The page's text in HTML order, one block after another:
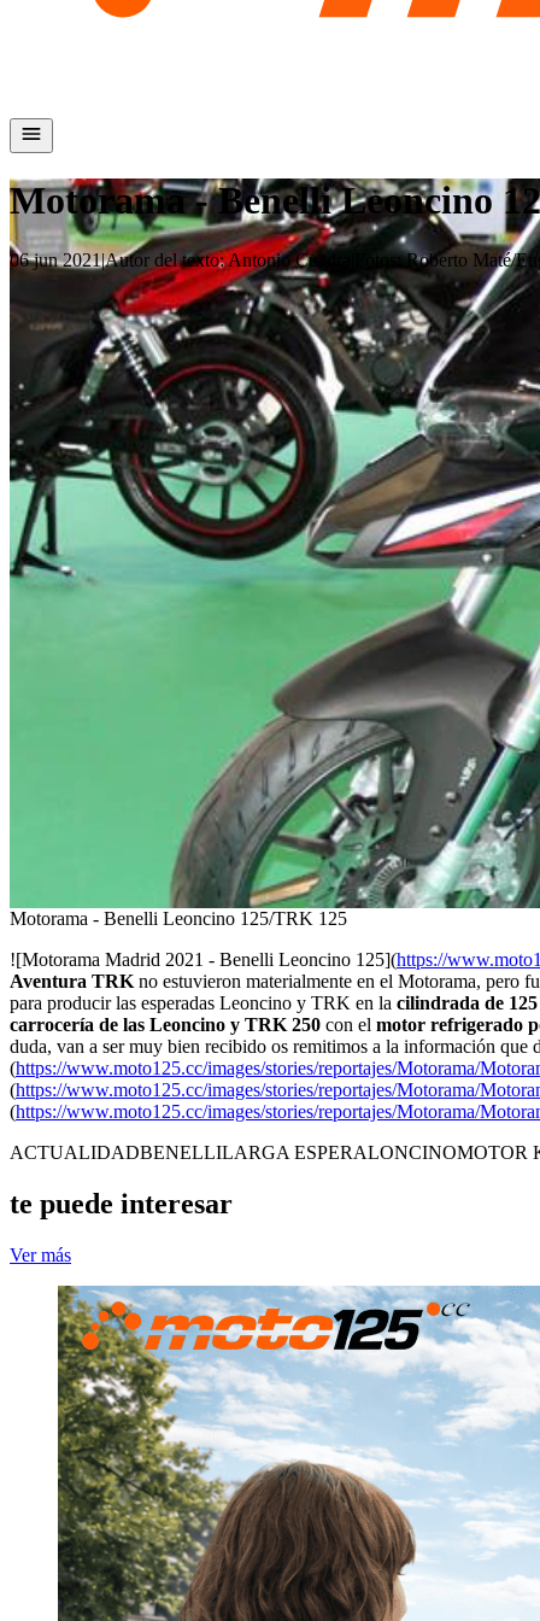
Motorama - Benelli Leoncino
06 jun 2021|Autor del texto:Antonio Cuadra Fotos: Roberto Maté/
Motorama - Benelli Leoncino 125/TRK 125
![Motorama Madrid 2021 - Benelli Leoncino 125](https://
Aventura TRK no estuvieron materialmente en el Motorama, pero
para producir las esperadas Leoncino y TRK en la cilindrada de 125
carrocería de las Leoncino y TRK 250 con el motor refrigerado
duda, van a ser muy bien recibido os remitimos a la información
(https://www.moto125.cc/images/stories/reportajes/Motorama/
(https://www.moto125.cc/images/stories/reportajes/Motorama/
(https://www.moto125.cc/images/stories/reportajes/Motorama/
ACTUALIDADBENELLILARGA ESPERALONCINOMOTOR
te puede interesar
Ver más